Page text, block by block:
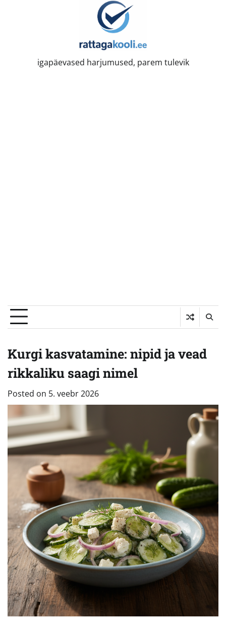
igapäevased harjumused, parem tulevik
Kurgi kasvatamine: nipid ja vead
rikkaliku saagi nimel
Posted on 5. veebr 2026